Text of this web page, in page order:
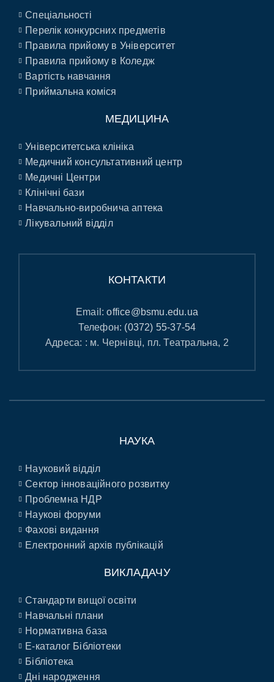
Спеціальності
Перелік конкурсних предметів
Правила прийому в Університет
Правила прийому в Коледж
Вартість навчання
Приймальна коміся
МЕДИЦИНА
Університетська клініка
Медичний консультативний центр
Медичні Центри
Клінічні бази
Навчально-виробнича аптека
Лікувальний відділ
КОНТАКТИ
Email:office@bsmu.edu.ua
Телефон: (0372) 55-37-54
Адреса: : м. Чернівці, пл. Театральна, 2
НАУКА
Науковий відділ
Сектор інноваційного розвитку
Проблемна НДР
Наукові форуми
Фахові видання
Електронний архів публікацій
ВИКЛАДАЧУ
Стандарти вищої освіти
Навчальні плани
Нормативна база
E-каталог Бібліотеки
Бібліотека
Дні народження